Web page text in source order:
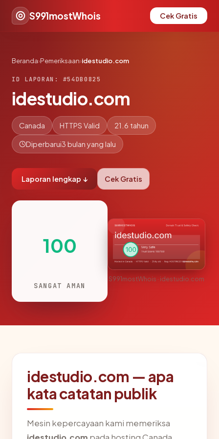
S991mostWhois Cek Gratis
Beranda›Pemeriksaan›idestudio.com
ID LAPORAN: #54DB0825
idestudio.com
Canada HTTPS Valid 21.6 tahun
Diperbarui3 bulan yang lalu
Laporan lengkap ↓ Cek Gratis
100
SANGAT AMAN
S991mostWhois · idestudio.com
idestudio.com — apa
kata catatan publik
Mesin kepercayaan kami memeriksa